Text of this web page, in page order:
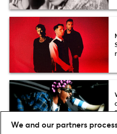
We and our partners